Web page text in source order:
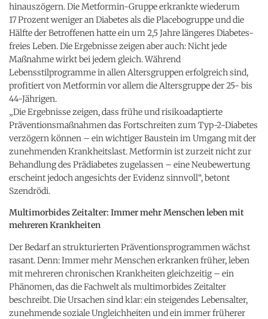
hinauszögern. Die Metformin-Gruppe erkrankte wiederum
17 Prozent weniger an Diabetes als die Placebogruppe und die
Hälfte der Betroffenen hatte ein um 2,5 Jahre längeres Diabetes-
freies Leben. Die Ergebnisse zeigen aber auch: Nicht jede
Maßnahme wirkt bei jedem gleich. Während
Lebensstilprogramme in allen Altersgruppen erfolgreich sind,
profitiert von Metformin vor allem die Altersgruppe der 25- bis
44-Jährigen.
„Die Ergebnisse zeigen, dass frühe und risikoadaptierte
Präventionsmaßnahmen das Fortschreiten zum Typ-2-Diabetes
verzögern können – ein wichtiger Baustein im Umgang mit der
zunehmenden Krankheitslast. Metformin ist zurzeit nicht zur
Behandlung des Prädiabetes zugelassen – eine Neubewertung
erscheint jedoch angesichts der Evidenz sinnvoll“, betont
Szendrödi.
Multimorbides Zeitalter: Immer mehr Menschen leben mit
mehreren Krankheiten
Der Bedarf an strukturierten Präventionsprogrammen wächst
rasant. Denn: Immer mehr Menschen erkranken früher, leben
mit mehreren chronischen Krankheiten gleichzeitig – ein
Phänomen, das die Fachwelt als multimorbides Zeitalter
beschreibt. Die Ursachen sind klar: ein steigendes Lebensalter,
zunehmende soziale Ungleichheiten und ein immer früherer